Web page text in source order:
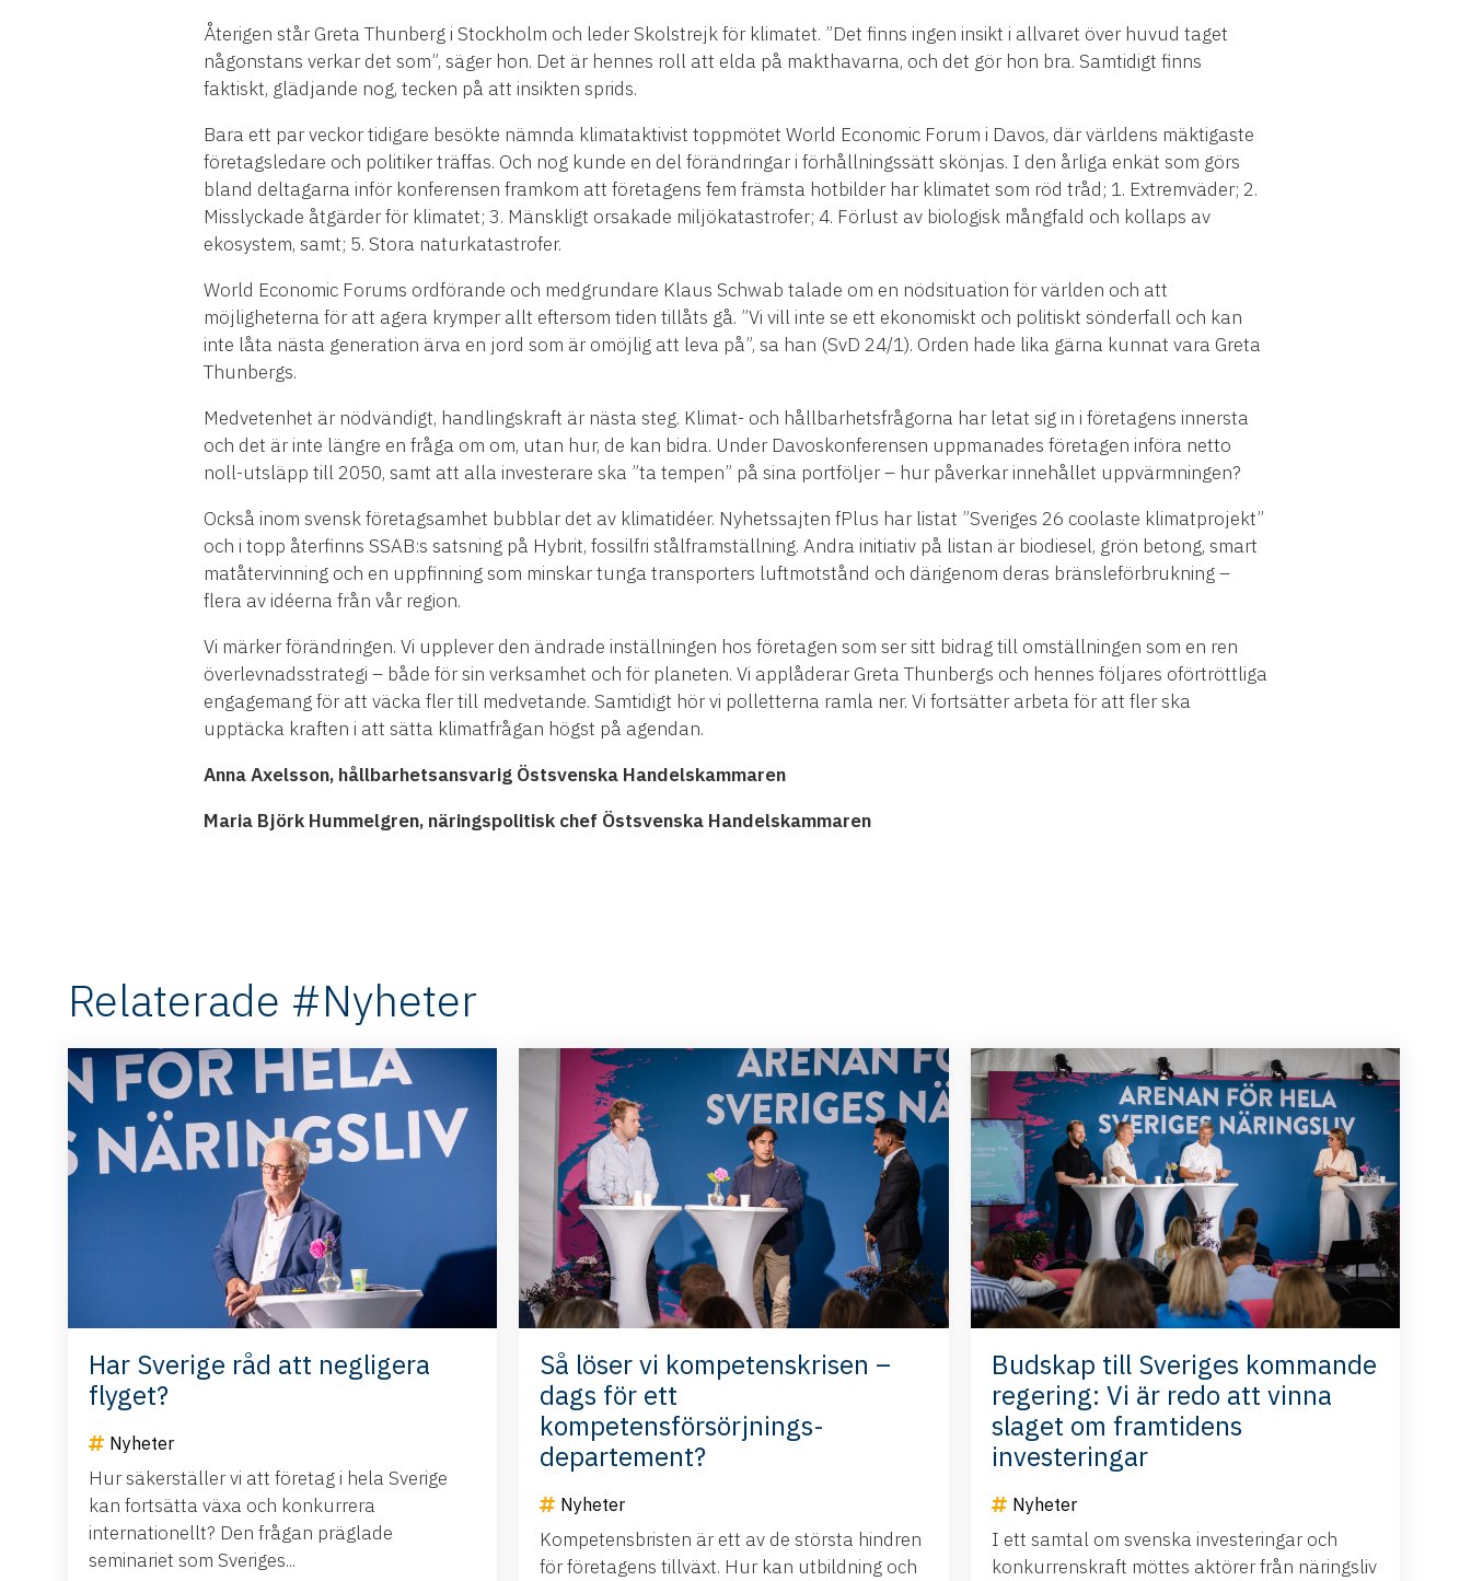
Återigen står Greta Thunberg i Stockholm och leder Skolstrejk för klimatet. ”Det finns ingen insikt i allvaret över huvud taget
någonstans verkar det som”, säger hon. Det är hennes roll att elda på makthavarna, och det gör hon bra. Samtidigt finns
faktiskt, glädjande nog, tecken på att insikten sprids.
Bara ett par veckor tidigare besökte nämnda klimataktivist toppmötet World Economic Forum i Davos, där världens mäktigaste
företagsledare och politiker träffas. Och nog kunde en del förändringar i förhållningssätt skönjas. I den årliga enkät som görs
bland deltagarna inför konferensen framkom att företagens fem främsta hotbilder har klimatet som röd tråd; 1. Extremväder; 2.
Misslyckade åtgärder för klimatet; 3. Mänskligt orsakade miljökatastrofer; 4. Förlust av biologisk mångfald och kollaps av
ekosystem, samt; 5. Stora naturkatastrofer.
World Economic Forums ordförande och medgrundare Klaus Schwab talade om en nödsituation för världen och att
möjligheterna för att agera krymper allt eftersom tiden tillåts gå. ”Vi vill inte se ett ekonomiskt och politiskt sönderfall och kan
inte låta nästa generation ärva en jord som är omöjlig att leva på”, sa han (SvD 24/1). Orden hade lika gärna kunnat vara Greta
Thunbergs.
Medvetenhet är nödvändigt, handlingskraft är nästa steg. Klimat- och hållbarhetsfrågorna har letat sig in i företagens innersta
och det är inte längre en fråga om om, utan hur, de kan bidra. Under Davoskonferensen uppmanades företagen införa netto
noll-utsläpp till 2050, samt att alla investerare ska ”ta tempen” på sina portföljer – hur påverkar innehållet uppvärmningen?
Också inom svensk företagsamhet bubblar det av klimatidéer. Nyhetssajten fPlus har listat ”Sveriges 26 coolaste klimatprojekt”
och i topp återfinns SSAB:s satsning på Hybrit, fossilfri stålframställning. Andra initiativ på listan är biodiesel, grön betong, smart
matåtervinning och en uppfinning som minskar tunga transporters luftmotstånd och därigenom deras bränsleförbrukning –
flera av idéerna från vår region.
Vi märker förändringen. Vi upplever den ändrade inställningen hos företagen som ser sitt bidrag till omställningen som en ren
överlevnadsstrategi – både för sin verksamhet och för planeten. Vi applåderar Greta Thunbergs och hennes följares oförtröttliga
engagemang för att väcka fler till medvetande. Samtidigt hör vi polletterna ramla ner. Vi fortsätter arbeta för att fler ska
upptäcka kraften i att sätta klimatfrågan högst på agendan.
Anna Axelsson, hållbarhetsansvarig Östsvenska Handelskammaren
Maria Björk Hummelgren, näringspolitisk chef Östsvenska Handelskammaren
Relaterade #Nyheter
Har Sverige råd att negligera
flyget?
Nyheter
Hur säkerställer vi att företag i hela Sverige
kan fortsätta växa och konkurrera
internationellt? Den frågan präglade
seminariet som Sveriges...
Så löser vi kompetenskrisen –
dags för ett
kompetensförsörjnings-
departement?
Nyheter
Kompetensbristen är ett av de största hindren
för företagens tillväxt. Hur kan utbildning och
Budskap till Sveriges kommande
regering: Vi är redo att vinna
slaget om framtidens
investeringar
Nyheter
I ett samtal om svenska investeringar och
konkurrenskraft möttes aktörer från näringsliv